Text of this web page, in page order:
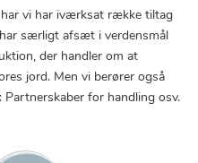
har vi har iværksat række tiltag
særligt afsæt i verdensmål
der handler om at
jord. Men vi berører også
Partnerskaber for handling osv.